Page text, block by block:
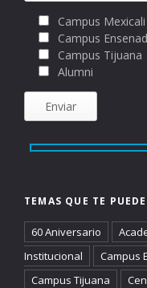
Campus Mexicali
Campus
Campus Tijuana
Alumni
TEMAS QUE TE
60 Aniversario
Institucional
Campus
Campus Tijuana